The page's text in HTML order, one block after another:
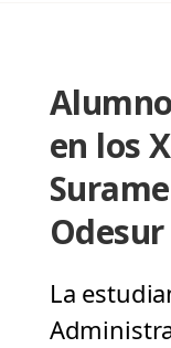
en los
Odesur
La